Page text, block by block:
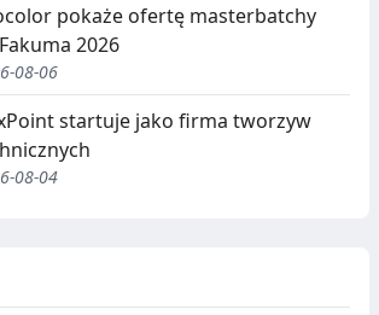
pokaże ofertę masterbatchy
2026
08-06
startuje jako firma tworzyw
08-04